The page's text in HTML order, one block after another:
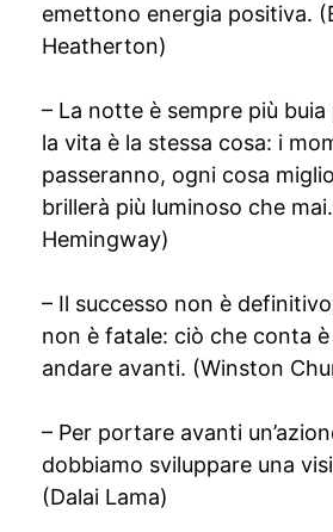
emettono energia positiva.
Heatherton)
– La notte è sempre più buia
la vita è la stessa cosa: i
passeranno, ogni cosa
brillerà più luminoso che
Hemingway)
– Il successo non è
non è fatale: ciò che conta
andare avanti. (Winston
– Per portare avanti
dobbiamo sviluppare una
(Dalai Lama)